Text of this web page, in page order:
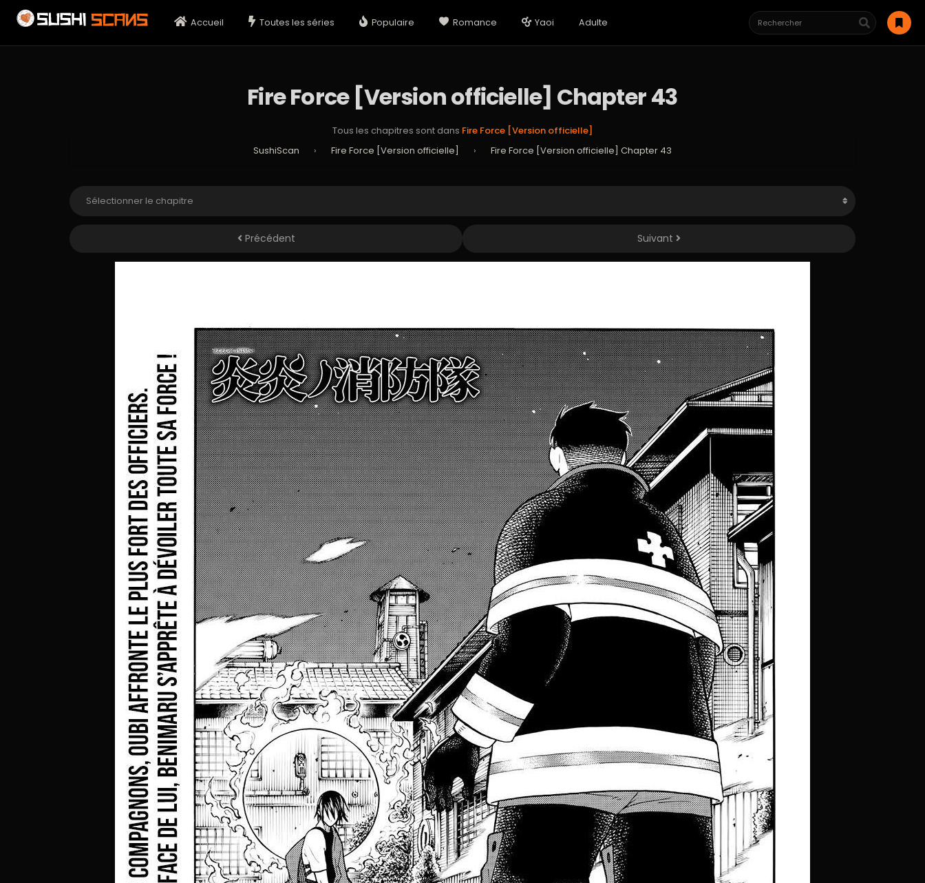
Accueil Toutes les séries Populaire Romance Yaoi Adulte
Fire Force [Version officielle] Chapter 43
Tous les chapitres sont dans Fire Force [Version officielle]
SushiScan
› Fire Force [Version officielle] › Fire Force [Version officielle] Chapter 43
Précédent Suivant